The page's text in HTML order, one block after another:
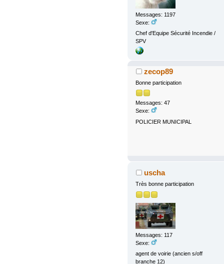
Messages: 1197
Sexe:
Chef d'Equipe Sécurité Incendie /
SPV
zecop89
Bonne participation
Messages: 47
Sexe:
POLICIER MUNICIPAL
uscha
Très bonne participation
Messages: 117
Sexe:
agent de voirie (ancien s/off
branche 12)